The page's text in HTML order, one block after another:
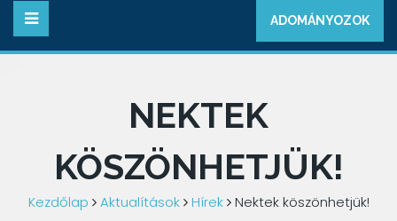
ADOMÁNYOZOK
NEKTEK
KÖSZÖNHETJÜK!
Kezdőlap Aktualítások Hírek Nektek köszönhetjük!